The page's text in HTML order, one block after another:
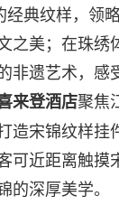
经典纹样，领
之美；在珠绣
非遗艺术，感
来登酒店聚焦
造宋锦纹样挂
可近距离触摸
的深厚美学。